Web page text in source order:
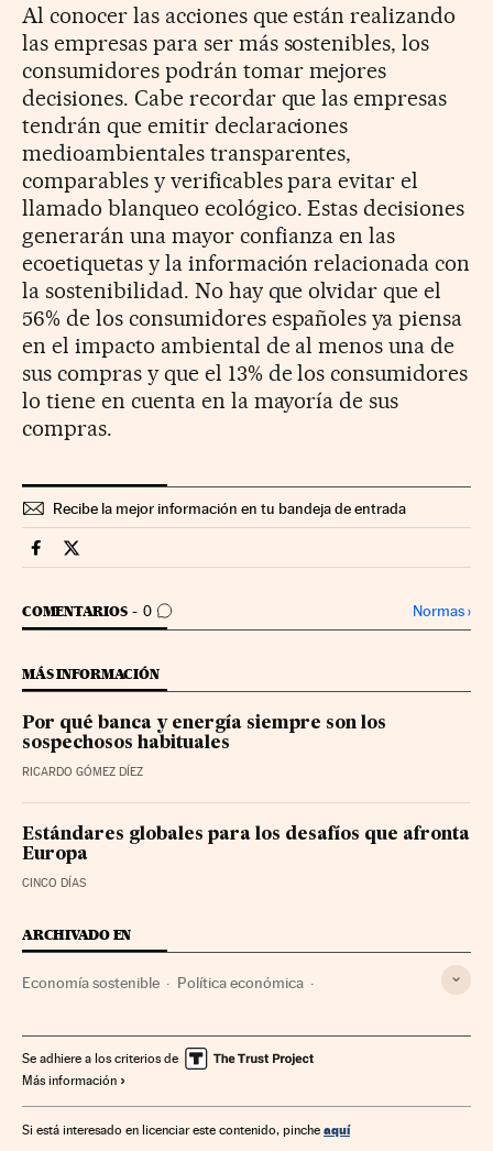
Al conocer las acciones que están realizando
las empresas para ser más sostenibles, los
consumidores podrán tomar mejores
decisiones. Cabe recordar que las empresas
tendrán que emitir declaraciones
medioambientales transparentes,
comparables y verificables para evitar el
llamado blanqueo ecológico. Estas decisiones
generarán una mayor confianza en las
ecoetiquetas y la información relacionada con
la sostenibilidad. No hay que olvidar que el
56% de los consumidores españoles ya piensa
en el impacto ambiental de al menos una de
sus compras y que el 13% de los consumidores
lo tiene en cuenta en la mayoría de sus
compras.
Recibe la mejor información en tu bandeja de entrada
Territorio Pyme Cinco Días en Facebook
Territorio Pyme Cinco Días en Twitter
COMENTARIOS 0
IR A LOS COMENTARIOS Normas›
MÁS INFORMACIÓN
Por qué banca y energía siempre son los
sospechosos habituales
RICARDO GÓMEZ DÍEZ
Estándares globales para los desafíos que afronta
Europa
CINCO DÍAS
ARCHIVADO EN
Economía sostenible Política económica
Organizaciones internacionales Europa Economía
Se adhiere a los criterios de
Más información
Si está interesado en licenciar este contenido, pinche aquí